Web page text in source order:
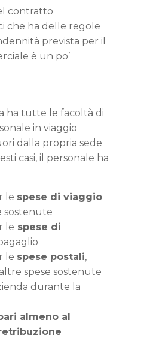
contratto
che ha delle regole
prevista per il
è un po’
ha tutte le facoltà di
in viaggio
dalla propria sede
casi, il personale ha
le spese di viaggio
sostenute
le spese di
le spese postali,
spese sostenute
durante la
almeno al